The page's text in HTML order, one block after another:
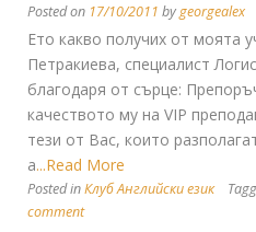
Posted on 17/10/2011 bygeorgealex
Ето какво получих от моята
Петракиева, специалист
благодаря от сърце:
качеството му на VIP
тези от Вас, които
а...Read More
Posted inКлуб Английски език
comment